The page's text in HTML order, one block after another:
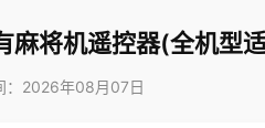
麻将机遥控器(全机型
：2026年08月07日